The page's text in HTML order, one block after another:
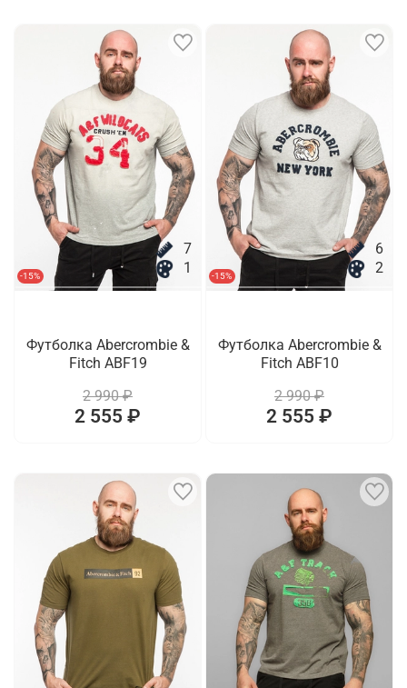
-15%
7
1
Футболка Abercrombie &
Fitch ABF19
2 990 ₽
2 555 ₽
-15%
6
2
Футболка Abercrombie &
Fitch ABF10
2 990 ₽
2 555 ₽